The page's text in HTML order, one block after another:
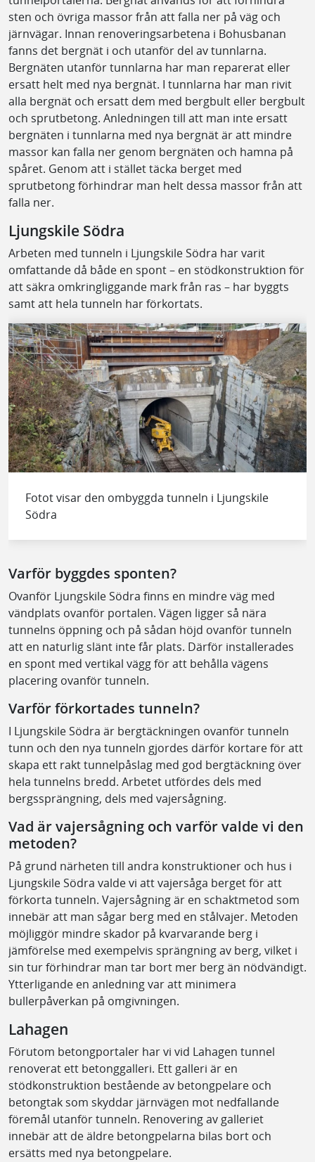
sten och övriga massor från att falla ner på väg och
järnvägar. Innan renoveringsarbetena i Bohusbanan
fanns det bergnät i och utanför del av tunnlarna.
Bergnäten utanför tunnlarna har man reparerat eller
ersatt helt med nya bergnät. I tunnlarna har man rivit
alla bergnät och ersatt dem med bergbult eller bergbult
och sprutbetong. Anledningen till att man inte ersatt
bergnäten i tunnlarna med nya bergnät är att mindre
massor kan falla ner genom bergnäten och hamna på
spåret. Genom att i stället täcka berget med
sprutbetong förhindrar man helt dessa massor från att
falla ner.
Ljungskile Södra
Arbeten med tunneln i Ljungskile Södra har varit
omfattande då både en spont – en stödkonstruktion för
att säkra omkringliggande mark från ras – har byggts
samt att hela tunneln har förkortats.
Fotot visar den ombyggda tunneln i Ljungskile
Södra
Varför byggdes sponten?
Ovanför Ljungskile Södra finns en mindre väg med
vändplats ovanför portalen. Vägen ligger så nära
tunnelns öppning och på sådan höjd ovanför tunneln
att en naturlig slänt inte får plats. Därför installerades
en spont med vertikal vägg för att behålla vägens
placering ovanför tunneln.
Varför förkortades tunneln?
I Ljungskile Södra är bergtäckningen ovanför tunneln
tunn och den nya tunneln gjordes därför kortare för att
skapa ett rakt tunnelpåslag med god bergtäckning över
hela tunnelns bredd. Arbetet utfördes dels med
bergssprängning, dels med vajersågning.
Vad är vajersågning och varför valde vi den
metoden?
På grund närheten till andra konstruktioner och hus i
Ljungskile Södra valde vi att vajersåga berget för att
förkorta tunneln. Vajersågning är en schaktmetod som
innebär att man sågar berg med en stålvajer. Metoden
möjliggör mindre skador på kvarvarande berg i
jämförelse med exempelvis sprängning av berg, vilket i
sin tur förhindrar man tar bort mer berg än nödvändigt.
Ytterligande en anledning var att minimera
bullerpåverkan på omgivningen.
Lahagen
Förutom betongportaler har vi vid Lahagen tunnel
renoverat ett betonggalleri. Ett galleri är en
stödkonstruktion bestående av betongpelare och
betongtak som skyddar järnvägen mot nedfallande
föremål utanför tunneln. Renovering av galleriet
innebär att de äldre betongpelarna bilas bort och
ersätts med nya betongpelare.